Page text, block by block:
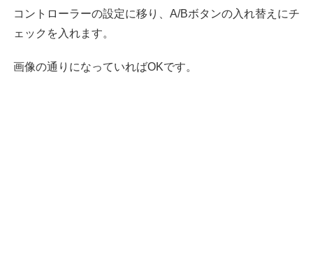
コントローラーの設定に移り、A/Bボタンの入れ替えにチ
ェックを入れます。
画像の通りになっていればOKです。